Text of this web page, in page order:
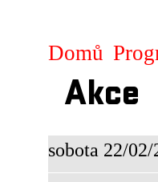
Domů
Akce
sobota 22/02/